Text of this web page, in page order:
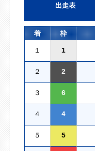
出走表
着 枠
１ 1
２ 2
３ 6
４ 4
５ 5